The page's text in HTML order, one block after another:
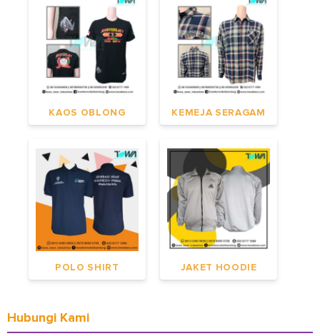
KAOS OBLONG KEMEJA SERAGAM
POLO SHIRT JAKET HOODIE
Hubungi Kami